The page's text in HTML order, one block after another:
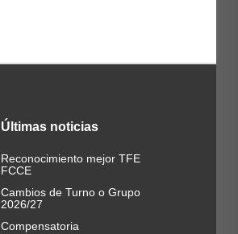
Últimas noticias
Reconocimiento mejor TFE
FCCE
Cambios de Turno o Grupo
2026/27
Compensatoria